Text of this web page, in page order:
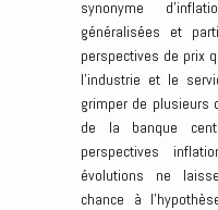
synonyme
généralisées et
perspectives de prix
l’industrie et le
grimper de plusieurs
de la banque
perspectives
évolutions ne
chance à